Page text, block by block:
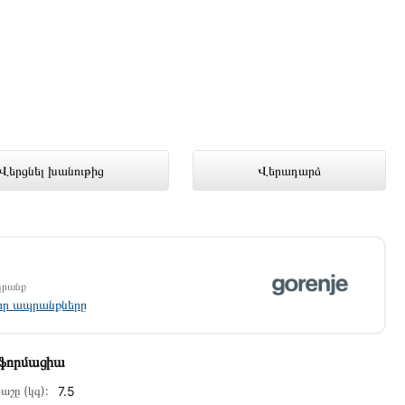
խանութից Վերադարձ
խանութում լավագույն գնով 122
ապրանքները
(կգ): 7.5